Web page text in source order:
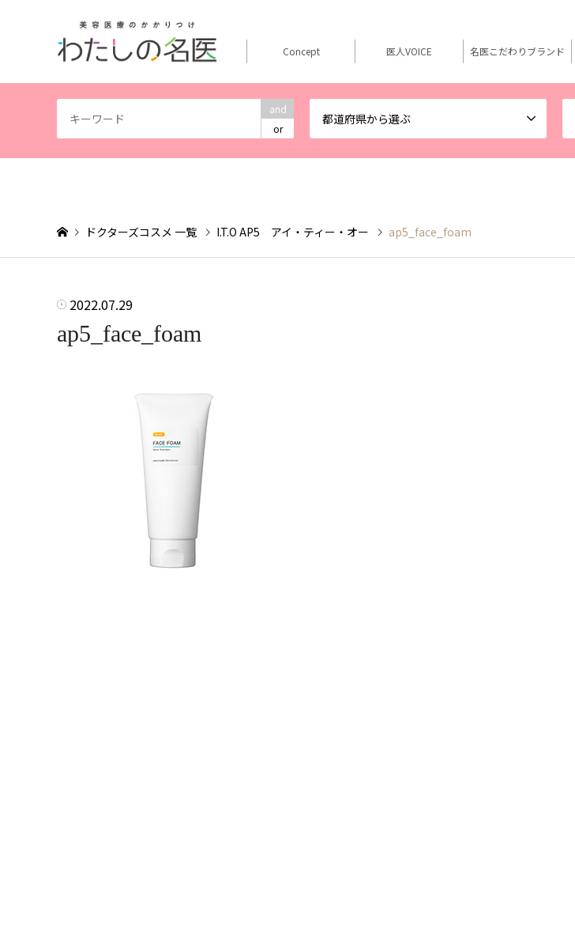
and
or
都道府県から選ぶ
Concept 医人VOICE 名医こだわりブランド
ドクターズコスメ 一覧 I.T.O AP5 アイ・ティー・オー ap5_face_foam
2022.07.29
ap5_face_foam